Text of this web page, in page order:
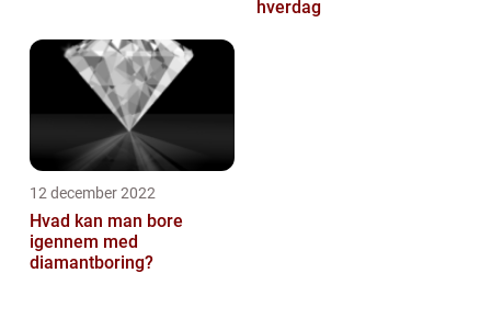
hverdag
12 december 2022
Hvad kan man bore
igennem med
diamantboring?